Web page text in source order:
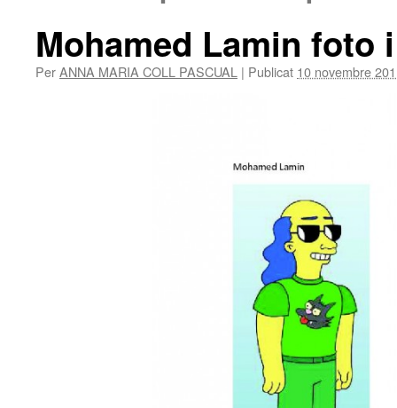
Mohamed Lamin foto
PerANNA MARIA COLL PASCUAL | Publicat 10 novembre